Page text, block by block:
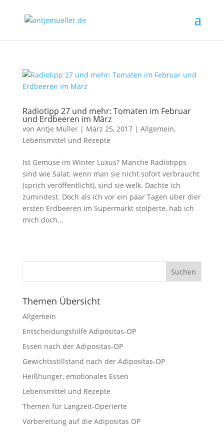
Radiotipp 27 und mehr: Tomaten im Februar
und Erdbeeren im März
von Antje Müller| März 25, 2017| Allgemein,
Lebensmittel und Rezepte
Ist Gemüse im Winter Luxus? Manche Radiotipps
sind wie Salat: wenn man sie nicht sofort verbraucht
(sprich veröffentlicht), sind sie welk. Dachte ich
zumindest. Doch als ich vor ein paar Tagen über dier
ersten Erdbeeren im Supermarkt stolperte, hab ich
mich doch...
Themen Übersicht
Allgemein
Entscheidungshilfe Adipositas-OP
Essen nach der Adipositas-OP
Gewichtsstillstand nach der Adipositas-OP
Heißhunger, emotionales Essen
Lebensmittel und Rezepte
Themen für Langzeit-Operierte
Vorbereitung auf die Adipositas OP